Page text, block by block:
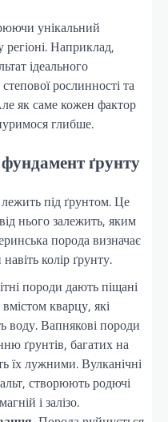
унікальний
Наприклад,
ідеального
рослинності та
як саме кожен фактор
глибше.
ґрунту
під ґрунтом. Це
нього залежить, яким
порода визначає
колір ґрунту.
породи дають піщані
кварцу, які
воду. Вапнякові породи
ґрунтів, багатих на
їх лужними. Вулканічні
створюють родючі
і залізо.